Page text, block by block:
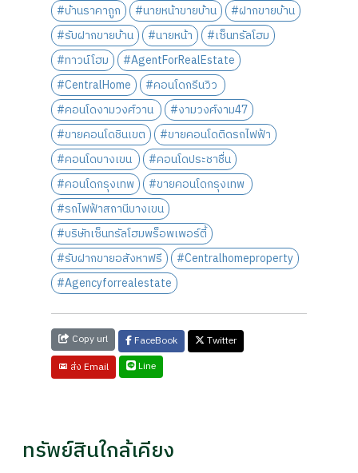
#บ้านราคาถูก
#นายหน้าขายบ้าน
#ฝากขายบ้าน
#รับฝากขายบ้าน
#นายหน้า
#เซ็นทรัลโฮม
#ทาวน์โฮม
#AgentForRealEstate
#CentralHome
#คอนโดกรีนวิว
#คอนโดงามวงศ์วาน
#งามวงศ์งาม47
#ขายคอนโดชินเขต
#ขายคอนโดติดรถไฟฟ้า
#คอนโดบางเขน
#คอนโดประชาชื่น
#คอนโดกรุงเทพ
#ขายคอนโดกรุงเทพ
#รถไฟฟ้าสถานีบางเขน
#บริษัทเซ็นทรัลโฮมพร็อพเพอร์ตี้
#รับฝากขายอสังหาฟรี
#Centralhomeproperty
#Agencyforrealestate
Copy url FaceBook
Twitter
ส่ง Email
Line
ทรัพย์สินใกล้เคียง